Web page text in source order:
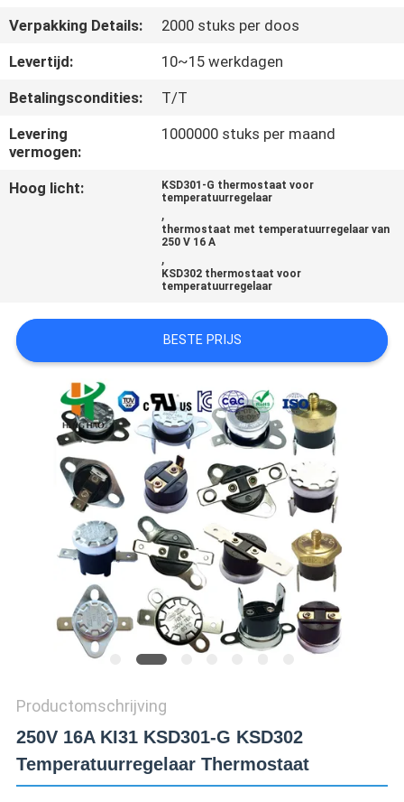
KWALITEITSCONTROLE
ONS
NIEUWS
SITEMAP
PRIVACY
POLICY
Verpakking Details:
2000 stuks per doos
Levertijd:
10~15 werkdagen
Betalingscondities:
T/T
Levering
vermogen:
1000000 stuks per maand
Hoog licht:
KSD301-G thermostaat voor
temperatuurregelaar
,
thermostaat met temperatuurregelaar van
250 V 16 A
,
KSD302 thermostaat voor
temperatuurregelaar
BESTE PRIJS
Productomschrijving
250V 16A KI31 KSD301-G KSD302
Temperatuurregelaar Thermostaat